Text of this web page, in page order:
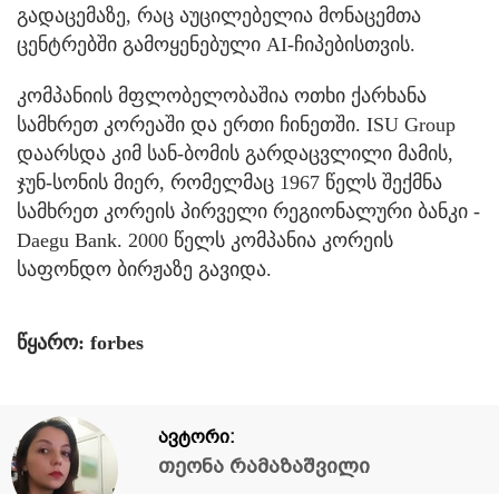
გადაცემაზე, რაც აუცილებელია მონაცემთა
ცენტრებში გამოყენებული AI-ჩიპებისთვის.
კომპანიის მფლობელობაშია ოთხი ქარხანა
სამხრეთ კორეაში და ერთი ჩინეთში. ISU Group
დაარსდა კიმ სან-ბომის გარდაცვლილი მამის,
ჯუნ-სონის მიერ, რომელმაც 1967 წელს შექმნა
სამხრეთ კორეის პირველი რეგიონალური ბანკი -
Daegu Bank. 2000 წელს კომპანია კორეის
საფონდო ბირჟაზე გავიდა.
წყარო: forbes
ავტორი:
თეონა რამაზაშვილი